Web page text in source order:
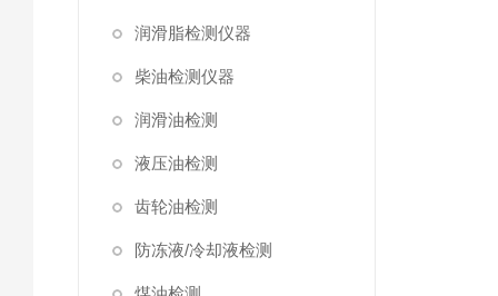
润滑脂检测仪器
柴油检测仪器
润滑油检测
液压油检测
齿轮油检测
防冻液/冷却液检测